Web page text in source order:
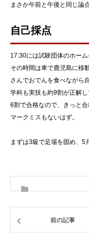
まさか午前と午後と同じ論
自己採点
17:30には試験団体のホー
その時間は車で鹿児島に移
さんでおでんを食べながら
学科も実技も約9割が正解し
6割で合格なので、きっと合
マークミスもないはず。
まずは3級で足場を固め、5
前の記事